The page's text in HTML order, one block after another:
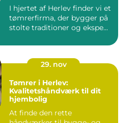
I hjertet af Herlev finder vi et
tømrerfirma, der bygger på
stolte traditioner og ekspe...
29. nov
Tømrer i Herlev:
Kvalitetshåndværk til dit
hjembolig
At finde den rette